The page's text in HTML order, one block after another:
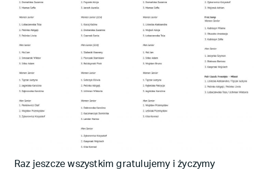
Raz jeszcze wszystkim gratulujemy i życzymy